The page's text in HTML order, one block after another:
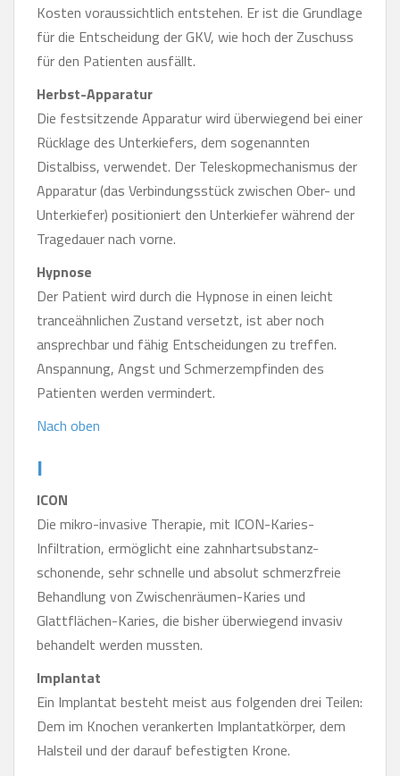
Kosten voraussichtlich entstehen. Er ist die Grundlage
für die Entscheidung der GKV, wie hoch der Zuschuss
für den Patienten ausfällt.
Herbst-Apparatur
Die festsitzende Apparatur wird überwiegend bei einer
Rücklage des Unterkiefers, dem sogenannten
Distalbiss, verwendet. Der Teleskopmechanismus der
Apparatur (das Verbindungsstück zwischen Ober- und
Unterkiefer) positioniert den Unterkiefer während der
Tragedauer nach vorne.
Hypnose
Der Patient wird durch die Hypnose in einen leicht
tranceähnlichen Zustand versetzt, ist aber noch
ansprechbar und fähig Entscheidungen zu treffen.
Anspannung, Angst und Schmerzempfinden des
Patienten werden vermindert.
Nach oben
I
ICON
Die mikro-invasive Therapie, mit ICON-Karies-
Infiltration, ermöglicht eine zahnhartsubstanz-
schonende, sehr schnelle und absolut schmerzfreie
Behandlung von Zwischenräumen-Karies und
Glattflächen-Karies, die bisher überwiegend invasiv
behandelt werden mussten.
Implantat
Ein Implantat besteht meist aus folgenden drei Teilen:
Dem im Knochen verankerten Implantatkörper, dem
Halsteil und der darauf befestigten Krone.